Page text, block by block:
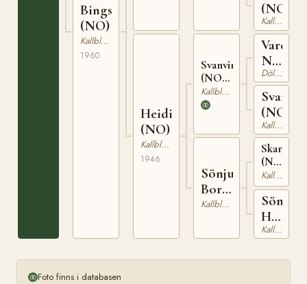
Bingsjenta
(NO)
Kallblodig Travare
1960
Heidia
(NO)
Kallblodig Travare
1946
Svanvinn
(NO)
T-133Kallblodig Travare
Sönju-
Borka
(NO)
Kallblodig Travare
(NO)
Kallblodig Travare
Vardvin
N
1283
Dölehäst
(NO)
Kallblodig Travare
(NO)
T-
80
Kallblodig Travare
Sönju
Heidi
(NO)
Kallblodig Travare
Foto finns i databasen